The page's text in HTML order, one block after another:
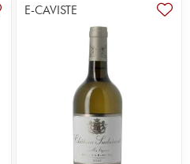
E-CAVISTE